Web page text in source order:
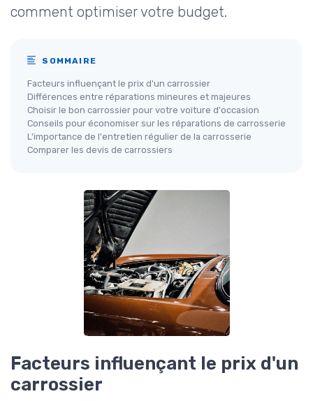
comment optimiser votre budget.
SOMMAIRE
Facteurs influençant le prix d'un carrossier
Différences entre réparations mineures et majeures
Choisir le bon carrossier pour votre voiture d'occasion
Conseils pour économiser sur les réparations de carrosserie
L'importance de l'entretien régulier de la carrosserie
Comparer les devis de carrossiers
Facteurs influençant le prix d'un
carrossier